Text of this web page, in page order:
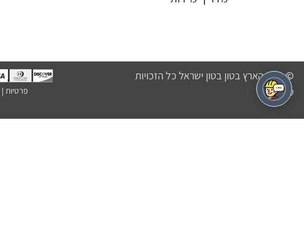
© נכסי הארץ בטון בטון ישראל כל הזכויות
שמורות
פרטיות |